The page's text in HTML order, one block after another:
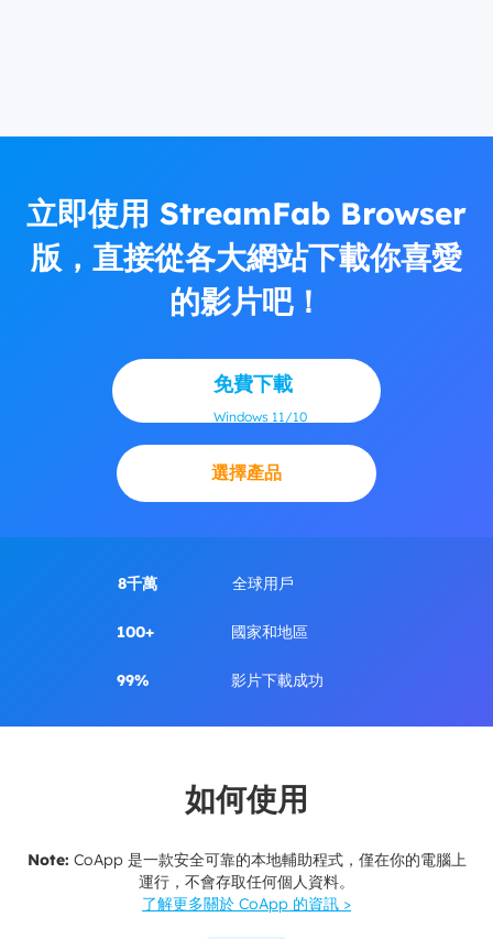
立即使用 StreamFab Browser
版，直接從各大網站下載你喜愛
的影片吧！
免費下載
Windows 11/10
選擇產品
8千萬 全球用戶
100+ 國家和地區
99% 影片下載成功
如何使用
Note: CoApp 是一款安全可靠的本地輔助程式，僅在你的電腦上
運行，不會存取任何個人資料。
了解更多關於 CoApp 的資訊 >